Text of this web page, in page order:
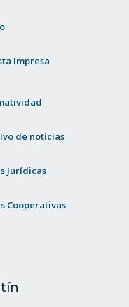
Impresa
de noticias
Jurídicas
Cooperativas